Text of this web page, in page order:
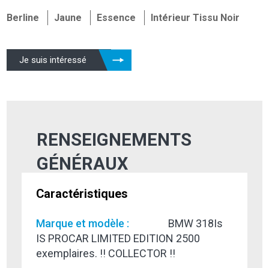
Berline Jaune Essence Intérieur Tissu Noir
Je suis intéressé
RENSEIGNEMENTS
GÉNÉRAUX
Caractéristiques
Marque et modèle :
BMW 318Is
IS PROCAR LIMITED EDITION 2500
exemplaires. !! COLLECTOR !!